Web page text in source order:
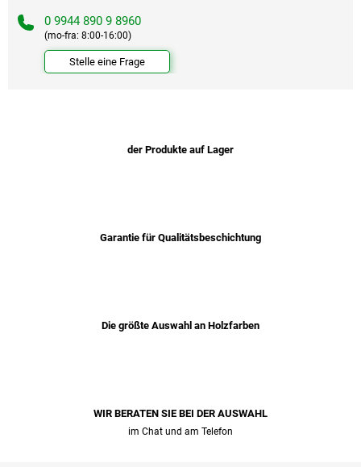
0 9944 890 9 8960
(mo-fra: 8:00-16:00)
Stelle eine Frage
der Produkte auf Lager
Garantie für Qualitätsbeschichtung
Die größte Auswahl an Holzfarben
WIR BERATEN SIE BEI ​​DER AUSWAHL
im Chat und am Telefon